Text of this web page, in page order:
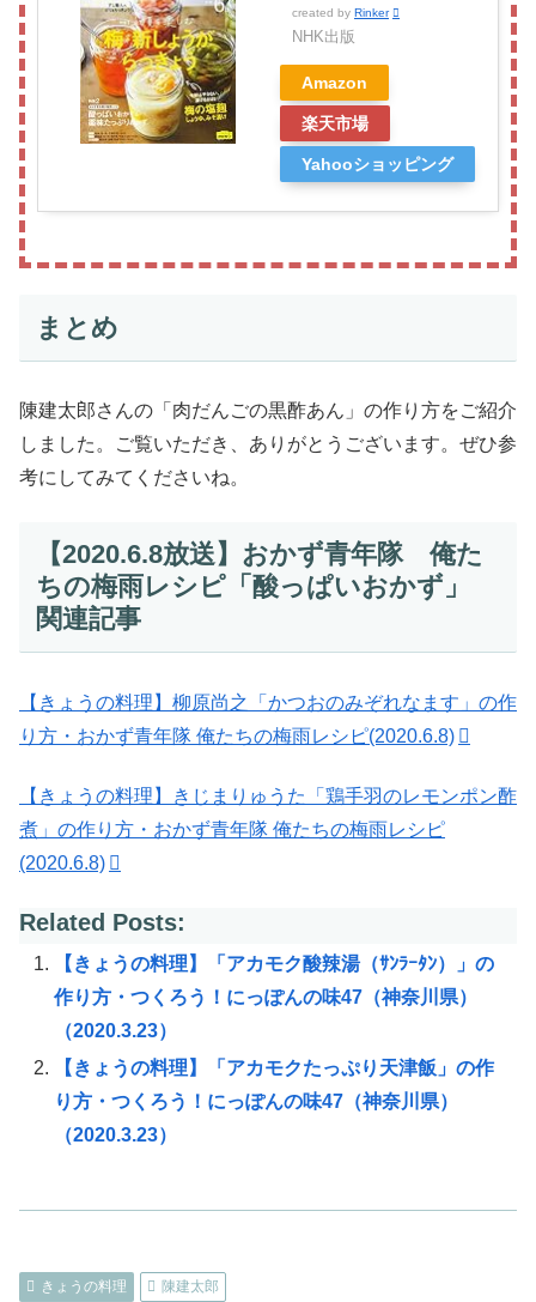
created by Rinker
NHK出版
Amazon
楽天市場
Yahooショッピング
まとめ
陳建太郎さんの「肉だんごの黒酢あん」の作り方をご紹介
しました。ご覧いただき、ありがとうございます。ぜひ参
考にしてみてくださいね。
【2020.6.8放送】おかず青年隊 俺た
ちの梅雨レシピ「酸っぱいおかず」
関連記事
【きょうの料理】柳原尚之「かつおのみぞれなます」の作
り方・おかず青年隊 俺たちの梅雨レシピ(2020.6.8)
【きょうの料理】きじまりゅうた「鶏手羽のレモンポン酢
煮」の作り方・おかず青年隊 俺たちの梅雨レシピ
(2020.6.8)
Related Posts:
【きょうの料理】「アカモク酸辣湯（ｻﾝﾗｰﾀﾝ）」の
作り方・つくろう！にっぽんの味47（神奈川県）
（2020.3.23）
【きょうの料理】「アカモクたっぷり天津飯」の作
り方・つくろう！にっぽんの味47（神奈川県）
（2020.3.23）
きょうの料理 陳建太郎